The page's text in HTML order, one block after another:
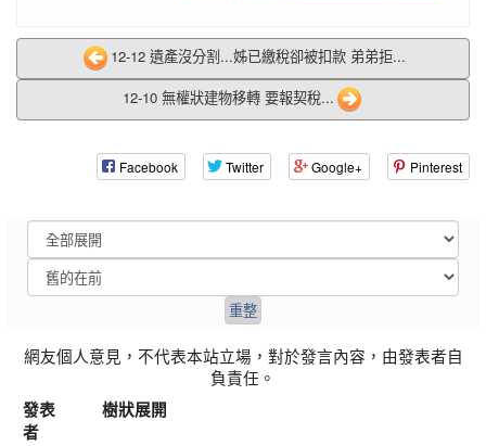
12-12 遺產沒分割...姊已繳稅卻被扣款 弟弟拒...
12-10 無權狀建物移轉 要報契稅...
Facebook Twitter Google+ Pinterest
網友個人意見，不代表本站立場，對於發言內容，由發表者自
負責任。
發表
者
樹狀展開